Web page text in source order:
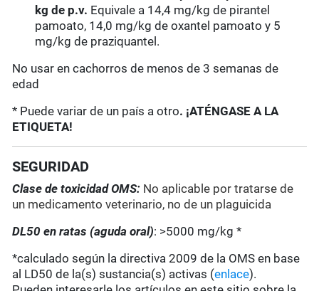
kg de p.v. Equivale a 14,4 mg/kg de pirantel
pamoato, 14,0 mg/kg de oxantel pamoato y 5
mg/kg de praziquantel.
No usar en cachorros de menos de 3 semanas de
edad
* Puede variar de un país a otro. ¡ATÉNGASE A LA
ETIQUETA!
SEGURIDAD
Clase de toxicidad OMS: No aplicable por tratarse de
un medicamento veterinario, no de un plaguicida
DL50 en ratas (aguda oral): >5000 mg/kg *
*calculado según la directiva 2009 de la OMS en base
al LD50 de la(s) sustancia(s) activas (enlace).